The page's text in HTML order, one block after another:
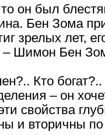
он был
Бен Зома
зрелых лет,
Шимон Бен
Кто
– он
свойства
и вторичны